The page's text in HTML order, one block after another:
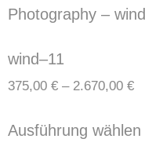
wind–11
375,00 € – 2.670,00 €
Ausführung wählen